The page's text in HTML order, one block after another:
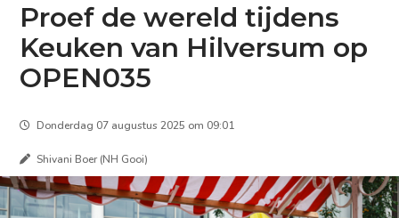
Proef de wereld tijdens
Keuken van Hilversum op
OPEN035
Donderdag 07 augustus 2025 om 09:01
Shivani Boer (NH Gooi)